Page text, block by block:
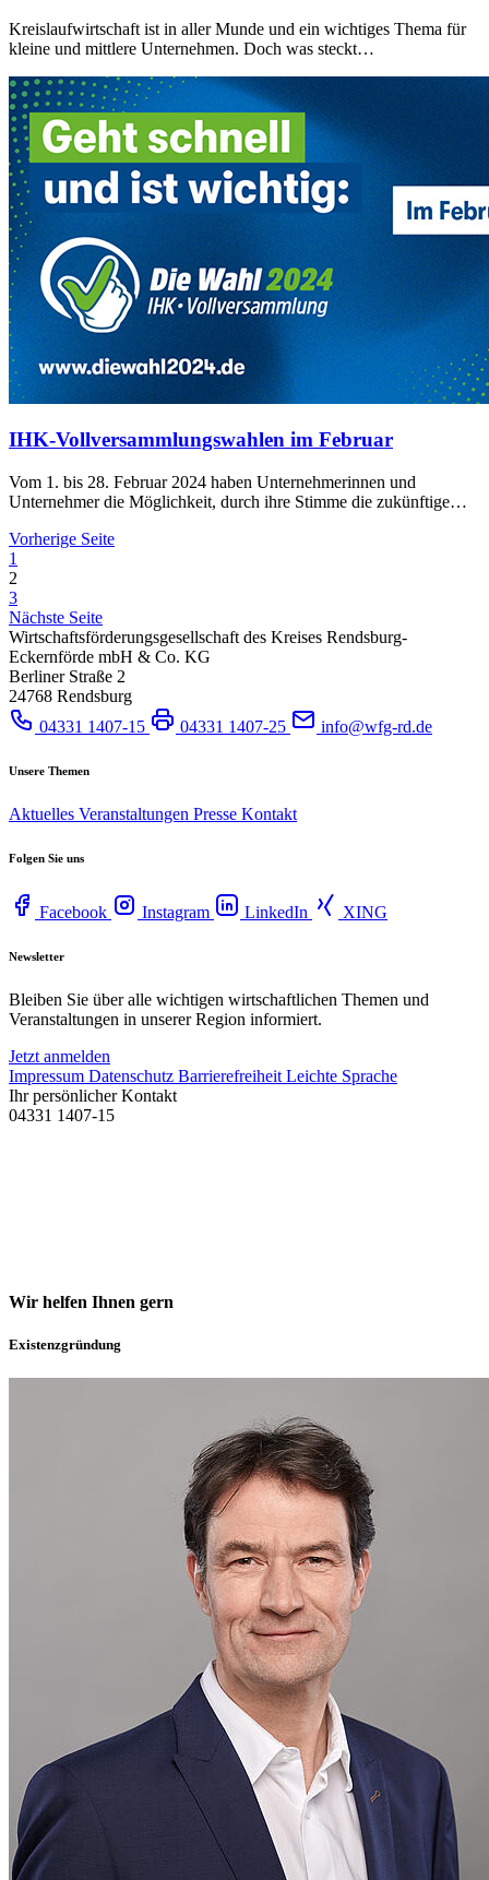
Kreislaufwirtschaft ist in aller Munde und ein wichtiges Thema für
kleine und mittlere Unternehmen. Doch was steckt…
IHK-Vollversammlungswahlen im Februar
Vom 1. bis 28. Februar 2024 haben Unternehmerinnen und
Unternehmer die Möglichkeit, durch ihre Stimme die zukünftige…
Vorherige Seite
1
2
3
Nächste Seite
Wirtschaftsförderungsgesellschaft des Kreises Rendsburg-
Eckernförde mbH & Co. KG
Berliner Straße 2
24768 Rendsburg
04331 1407-15
04331 1407-25 info@wfg-rd.de
Unsere Themen
Aktuelles Veranstaltungen Presse Kontakt
Folgen Sie uns
Facebook Instagram LinkedIn XING
Newsletter
Bleiben Sie über alle wichtigen wirtschaftlichen Themen und
Veranstaltungen in unserer Region informiert.
Jetzt anmelden
Impressum Datenschutz Barrierefreiheit Leichte Sprache
Ihr persönlicher Kontakt
04331 1407-15
Wir helfen Ihnen gern
Existenzgründung